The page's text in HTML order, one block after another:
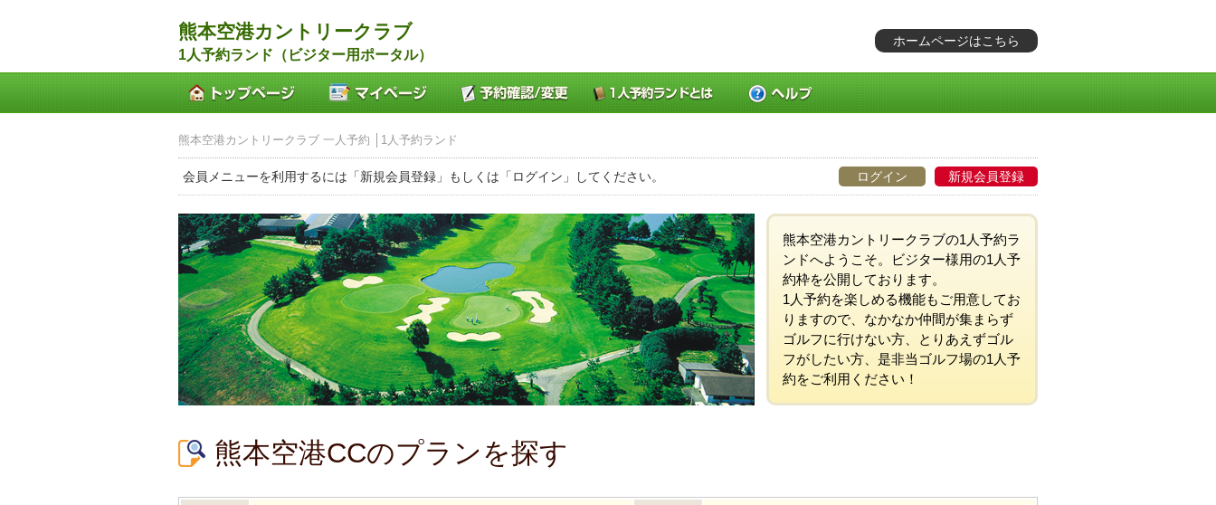
熊本空港カントリークラブ
1人予約ランド（ビジター用ポータル）
ホームページはこちら
熊本空港カントリークラブ 一人予約 │1人予約ランド
会員メニューを利用するには「新規会員登録」もしくは「ログイン」してください。 新規会員登録
ログイン
熊本空港カントリークラブの1人予約ラ
ンドへようこそ。ビジター様用の1人予
約枠を公開しております。
1人予約を楽しめる機能もご用意してお
りますので、なかなか仲間が集まらず
ゴルフに行けない方、とりあえずゴル
フがしたい方、是非当ゴルフ場の1人予
約をご利用ください！
熊本空港CCのプランを探す